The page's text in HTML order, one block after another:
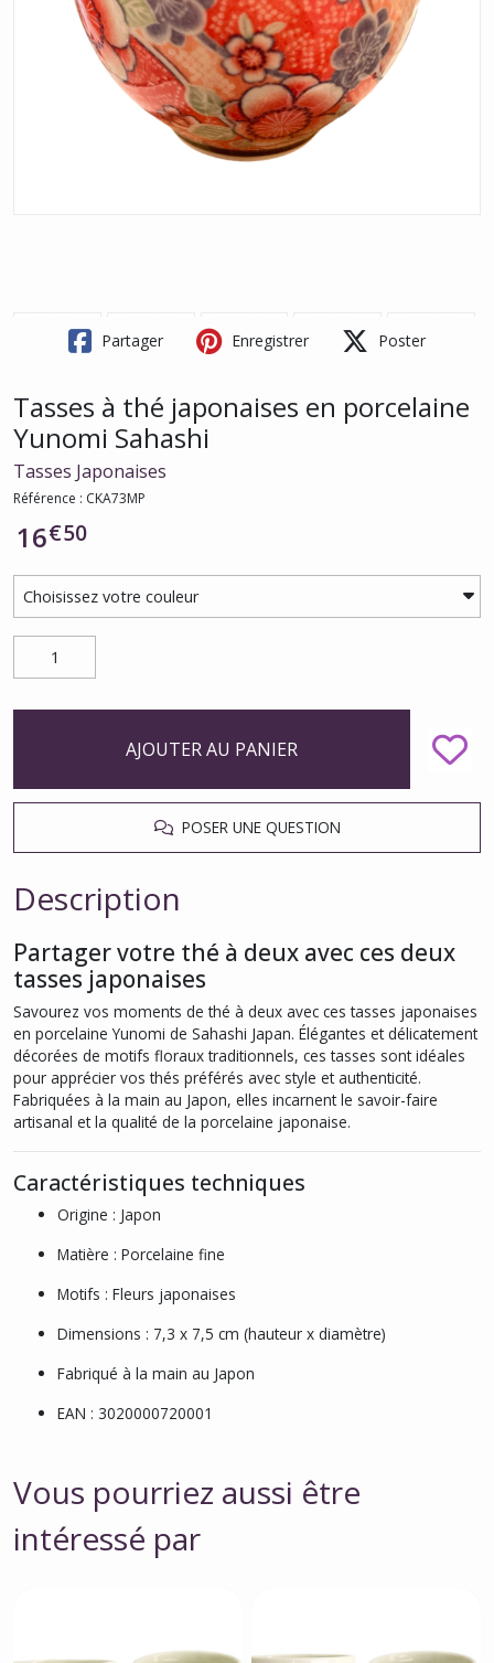
Partager Enregistrer Poster
Tasses à thé japonaises en porcelaine
Yunomi Sahashi
Tasses Japonaises
Référence : CKA73MP
16€50
AJOUTER AU PANIER
POSER UNE QUESTION
Description
Partager votre thé à deux avec ces deux
tasses japonaises
Savourez vos moments de thé à deux avec ces tasses japonaises
en porcelaine Yunomi de Sahashi Japan. Élégantes et délicatement
décorées de motifs floraux traditionnels, ces tasses sont idéales
pour apprécier vos thés préférés avec style et authenticité.
Fabriquées à la main au Japon, elles incarnent le savoir-faire
artisanal et la qualité de la porcelaine japonaise.
Caractéristiques techniques
Origine : Japon
Matière : Porcelaine fine
Motifs : Fleurs japonaises
Dimensions : 7,3 x 7,5 cm (hauteur x diamètre)
Fabriqué à la main au Japon
EAN : 3020000720001
Vous pourriez aussi être
intéressé par